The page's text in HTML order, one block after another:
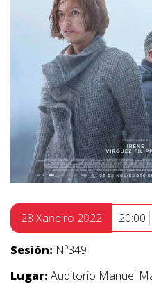
28 Xaneiro 2022 20:00
Sesión: Nº349
Lugar: Auditorio Manuel